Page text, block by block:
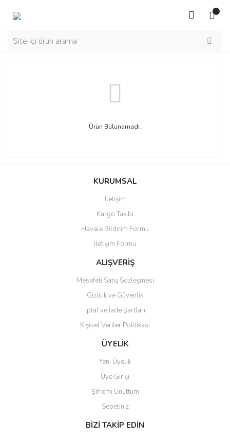
Ürün Bulunamadı.
KURUMSAL
İletişim
Kargo Takibi
Havale Bildirim Formu
İletişim Formu
ALIŞVERİŞ
Mesafeli Satış Sözleşmesi
Gizlilik ve Güvenlik
İptal ve İade Şartları
Kişisel Veriler Politikası
ÜYELİK
Yeni Üyelik
Üye Girişi
Şifremi Unuttum
Sepetiniz
BİZİ TAKİP EDİN